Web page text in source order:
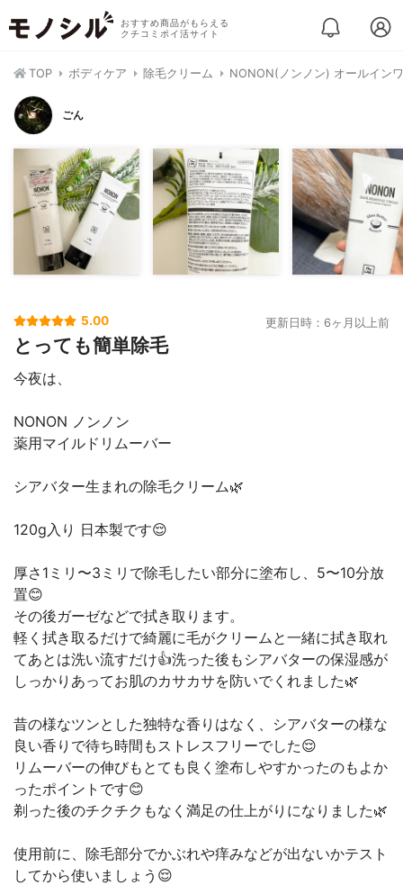
おすすめ商品がもらえる
クチコミポイ活サイト
TOP ボディケア 除毛クリーム NONON(ノンノン) オールイン
ごん
5.00 更新日時：6ヶ月以上前
とっても簡単除毛
今夜は、
NONON ノンノン
薬用マイルドリムーバー
シアバター生まれの除毛クリーム🌿
120g入り 日本製です😌
厚さ1ミリ〜3ミリで除毛したい部分に塗布し、5〜10分放
置😊
その後ガーゼなどで拭き取ります。
軽く拭き取るだけで綺麗に毛がクリームと一緒に拭き取れ
てあとは洗い流すだけ👍洗った後もシアバターの保湿感が
しっかりあってお肌のカサカサを防いでくれました🌿
昔の様なツンとした独特な香りはなく、シアバターの様な
良い香りで待ち時間もストレスフリーでした😌
リムーバーの伸びもとても良く塗布しやすかったのもよか
ったポイントです😊
剃った後のチクチクもなく満足の仕上がりになりました🌿
使用前に、除毛部分でかぶれや痒みなどが出ないかテスト
してから使いましょう😌